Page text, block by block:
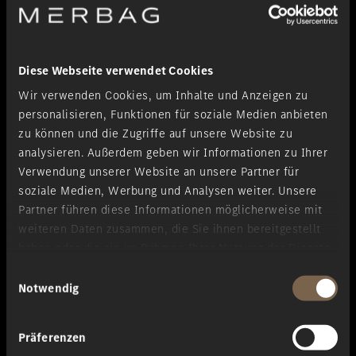
Diese Webseite verwendet Cookies
Wir verwenden Cookies, um Inhalte und Anzeigen zu
personalisieren, Funktionen für soziale Medien anbieten
zu können und die Zugriffe auf unsere Website zu
analysieren. Außerdem geben wir Informationen zu Ihrer
Verwendung unserer Website an unsere Partner für
soziale Medien, Werbung und Analysen weiter. Unsere
Partner führen diese Informationen möglicherweise mit
weiteren Daten zusammen, die Sie ihnen bereitgestellt
Notwendig
Präferenzen
Schnell, zuverlässig und professionell. Mit modernster Technik und
Reparatur für Auflieger und Anhänger
Ob Auflieger oder Anhänger: Wir bringen ihn wieder auf die
Straße. Merbag Trier-Euren ist Ihr Partner für Auflieger und
Anhänger.
Unserer Qualitätspolitik
Qualitäts-Service